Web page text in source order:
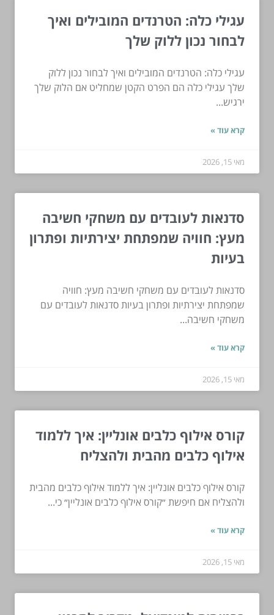
עגילי כלה: הטרנדים המובילים ואיך
לבחור נכון ללוק שלך
עגילי כלה: הטרנדים המובילים ואיך לבחור נכון ללוק
שלך עגילי כלה הם הפרט הקטן שמחליט אם הלוק שלך
ירגיש...
קרא עוד »
מאי 15, 2026
סדנאות לעובדים עם משחקי חשיבה
מעץ: חוויה שמפתחת יצירתיות ופתרון
בעיות
סדנאות לעובדים עם משחקי חשיבה מעץ: חוויה
שמפתחת יצירתיות ופתרון בעיות סדנאות לעובדים עם
משחקי חשיבה...
קרא עוד »
מאי 15, 2026
קורס אילוף כלבים אונליין: איך ללמוד
אילוף כלבים מהבית ולהצליח
קורס אילוף כלבים אונליין: איך ללמוד אילוף כלבים מהבית
ולהצליח אם חיפשת ״קורס אילוף כלבים אונליין״ כי...
קרא עוד »
מאי 15, 2026